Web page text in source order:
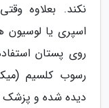
نکند. بعلاوه
اسپری یا لوسیون
روی پستان
رسوب کلسیم
دیده شده و پزشک